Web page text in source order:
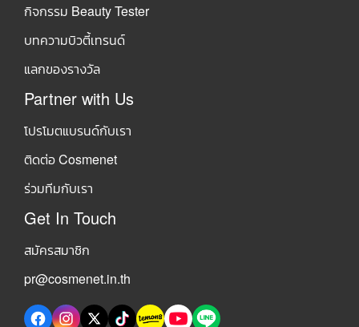
กิจกรรม Beauty Tester
บทความบิวตี้เทรนด์
แลกของรางวัล
Partner with Us
โปรโมตแบรนด์กับเรา
ติดต่อ Cosmenet
ร่วมทีมกับเรา
Get In Touch
สมัครสมาชิก
pr@cosmenet.in.th